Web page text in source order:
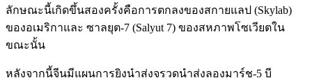
ลักษณะนี้เกิดขึ้นสองครั้งคือการตกลงของสกายแลป (Skylab)
ของอเมริกาและ ซาลยุต-7 (Salyut 7) ของสหภาพโซเวียตใน
ขณะนั้น
หลังจากนี้จีนมีแผนการยิงนำส่งจรวดนำส่งลองมาร์ช-5 บี